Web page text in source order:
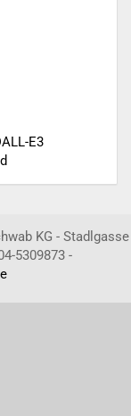
E3
KG - Stadlgasse
5309873 -